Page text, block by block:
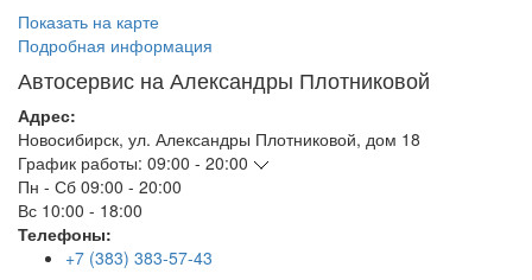
Показать на карте
Подробная информация
Автосервис на Александры Плотниковой
Адрес:
Новосибирск, ул. Александры Плотниковой, дом 18
График работы: 09:00 - 20:00
Пн - Сб 09:00 - 20:00
Вс 10:00 - 18:00
Телефоны:
+7 (383) 383-57-43